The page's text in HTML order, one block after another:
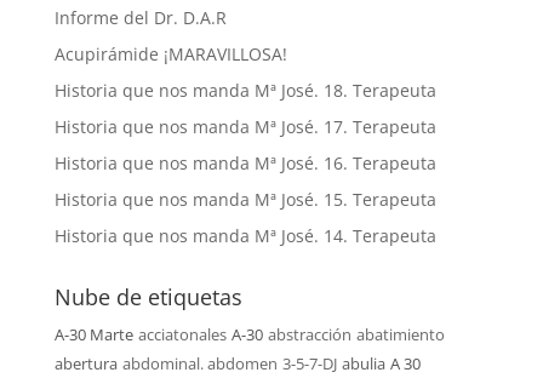
Informe del Dr. D.A.R
Acupirámide ¡MARAVILLOSA!
Historia que nos manda Mª José. 18. Terapeuta
Historia que nos manda Mª José. 17. Terapeuta
Historia que nos manda Mª José. 16. Terapeuta
Historia que nos manda Mª José. 15. Terapeuta
Historia que nos manda Mª José. 14. Terapeuta
Nube de etiquetas
A-30 Marte acciatonales A-30 abstracción abatimiento
abertura abdominal. abdomen 3-5-7-DJ abulia A 30